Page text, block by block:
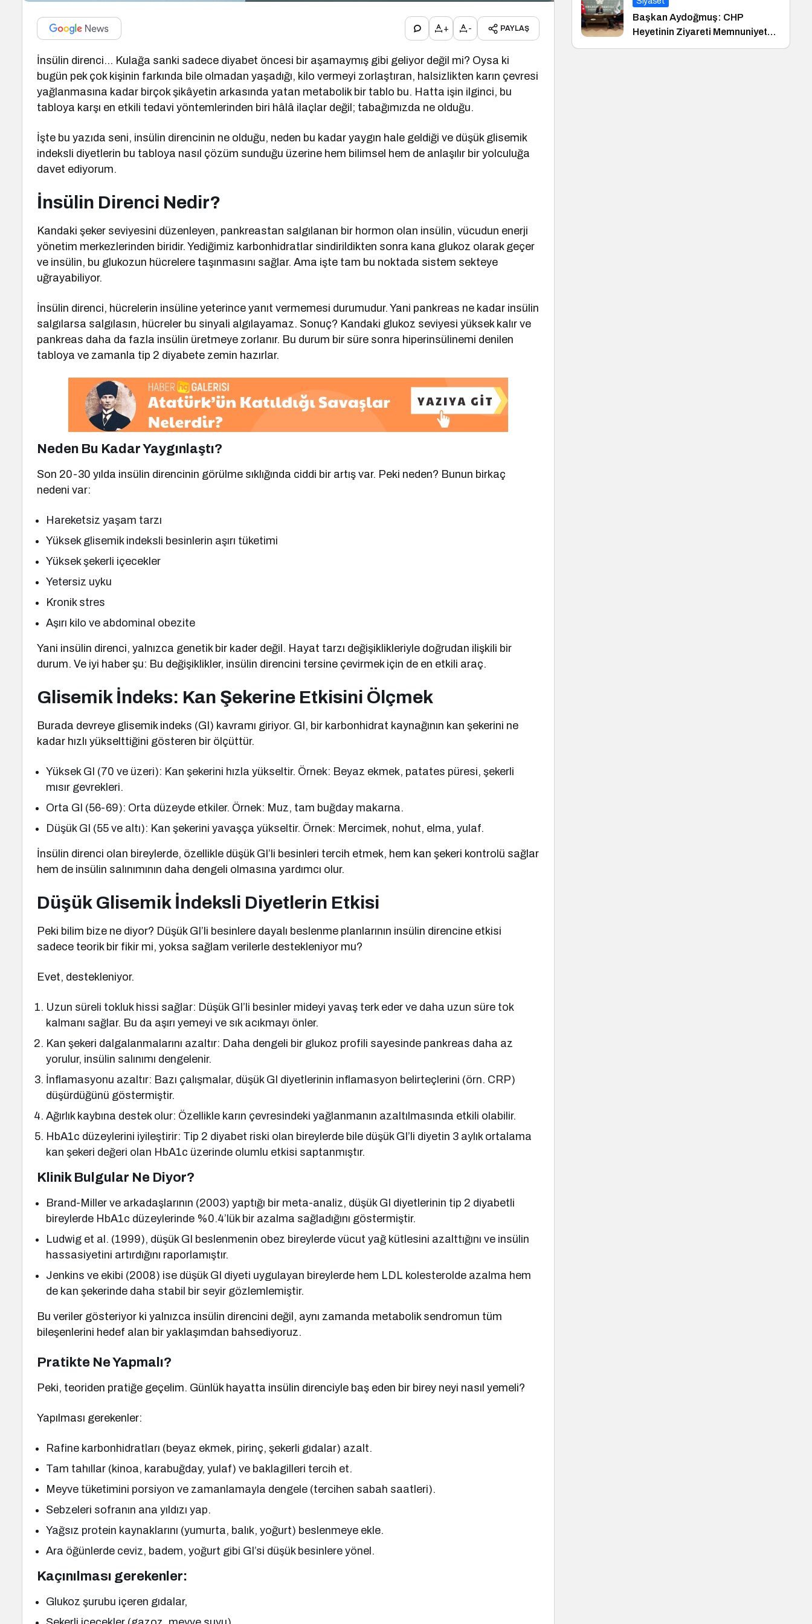
+ - PAYLAŞ
İnsülin direnci… Kulağa sanki sadece diyabet öncesi bir aşamaymış gibi geliyor değil mi? Oysa ki
bugün pek çok kişinin farkında bile olmadan yaşadığı, kilo vermeyi zorlaştıran, halsizlikten karın çevresi
yağlanmasına kadar birçok şikâyetin arkasında yatan metabolik bir tablo bu. Hatta işin ilginci, bu
tabloya karşı en etkili tedavi yöntemlerinden biri hâlâ ilaçlar değil; tabağımızda ne olduğu.
İşte bu yazıda seni, insülin direncinin ne olduğu, neden bu kadar yaygın hale geldiği ve düşük glisemik
indeksli diyetlerin bu tabloya nasıl çözüm sunduğu üzerine hem bilimsel hem de anlaşılır bir yolculuğa
davet ediyorum.
İnsülin Direnci Nedir?
Kandaki şeker seviyesini düzenleyen, pankreastan salgılanan bir hormon olan insülin, vücudun enerji
yönetim merkezlerinden biridir. Yediğimiz karbonhidratlar sindirildikten sonra kana glukoz olarak geçer
ve insülin, bu glukozun hücrelere taşınmasını sağlar. Ama işte tam bu noktada sistem sekteye
uğrayabiliyor.
İnsülin direnci, hücrelerin insüline yeterince yanıt vermemesi durumudur. Yani pankreas ne kadar insülin
salgılarsa salgılasın, hücreler bu sinyali algılayamaz. Sonuç? Kandaki glukoz seviyesi yüksek kalır ve
pankreas daha da fazla insülin üretmeye zorlanır. Bu durum bir süre sonra hiperinsülinemi denilen
tabloya ve zamanla tip 2 diyabete zemin hazırlar.
Neden Bu Kadar Yaygınlaştı?
Son 20-30 yılda insülin direncinin görülme sıklığında ciddi bir artış var. Peki neden? Bunun birkaç
nedeni var:
Hareketsiz yaşam tarzı
Yüksek glisemik indeksli besinlerin aşırı tüketimi
Yüksek şekerli içecekler
Yetersiz uyku
Kronik stres
Aşırı kilo ve abdominal obezite
Yani insülin direnci, yalnızca genetik bir kader değil. Hayat tarzı değişiklikleriyle doğrudan ilişkili bir
durum. Ve iyi haber şu: Bu değişiklikler, insülin direncini tersine çevirmek için de en etkili araç.
Glisemik İndeks: Kan Şekerine Etkisini Ölçmek
Burada devreye glisemik indeks (GI) kavramı giriyor. GI, bir karbonhidrat kaynağının kan şekerini ne
kadar hızlı yükselttiğini gösteren bir ölçüttür.
Yüksek GI (70 ve üzeri): Kan şekerini hızla yükseltir. Örnek: Beyaz ekmek, patates püresi, şekerli
mısır gevrekleri.
Orta GI (56-69): Orta düzeyde etkiler. Örnek: Muz, tam buğday makarna.
Düşük GI (55 ve altı): Kan şekerini yavaşça yükseltir. Örnek: Mercimek, nohut, elma, yulaf.
İnsülin direnci olan bireylerde, özellikle düşük GI’li besinleri tercih etmek, hem kan şekeri kontrolü sağlar
hem de insülin salınımının daha dengeli olmasına yardımcı olur.
Düşük Glisemik İndeksli Diyetlerin Etkisi
Peki bilim bize ne diyor? Düşük GI’li besinlere dayalı beslenme planlarının insülin direncine etkisi
sadece teorik bir fikir mi, yoksa sağlam verilerle destekleniyor mu?
Evet, destekleniyor.
Uzun süreli tokluk hissi sağlar: Düşük GI’li besinler mideyi yavaş terk eder ve daha uzun süre tok
kalmanı sağlar. Bu da aşırı yemeyi ve sık acıkmayı önler.
Kan şekeri dalgalanmalarını azaltır: Daha dengeli bir glukoz profili sayesinde pankreas daha az
yorulur, insülin salınımı dengelenir.
İnflamasyonu azaltır: Bazı çalışmalar, düşük GI diyetlerinin inflamasyon belirteçlerini (örn. CRP)
düşürdüğünü göstermiştir.
Ağırlık kaybına destek olur: Özellikle karın çevresindeki yağlanmanın azaltılmasında etkili olabilir.
HbA1c düzeylerini iyileştirir: Tip 2 diyabet riski olan bireylerde bile düşük GI’li diyetin 3 aylık ortalama
kan şekeri değeri olan HbA1c üzerinde olumlu etkisi saptanmıştır.
Klinik Bulgular Ne Diyor?
Brand-Miller ve arkadaşlarının (2003) yaptığı bir meta-analiz, düşük GI diyetlerinin tip 2 diyabetli
bireylerde HbA1c düzeylerinde %0.4’lük bir azalma sağladığını göstermiştir.
Ludwig et al. (1999), düşük GI beslenmenin obez bireylerde vücut yağ kütlesini azalttığını ve insülin
hassasiyetini artırdığını raporlamıştır.
Jenkins ve ekibi (2008) ise düşük GI diyeti uygulayan bireylerde hem LDL kolesterolde azalma hem
de kan şekerinde daha stabil bir seyir gözlemlemiştir.
Bu veriler gösteriyor ki yalnızca insülin direncini değil, aynı zamanda metabolik sendromun tüm
bileşenlerini hedef alan bir yaklaşımdan bahsediyoruz.
Pratikte Ne Yapmalı?
Peki, teoriden pratiğe geçelim. Günlük hayatta insülin direnciyle baş eden bir birey neyi nasıl yemeli?
Yapılması gerekenler:
Rafine karbonhidratları (beyaz ekmek, pirinç, şekerli gıdalar) azalt.
Tam tahıllar (kinoa, karabuğday, yulaf) ve baklagilleri tercih et.
Meyve tüketimini porsiyon ve zamanlamayla dengele (tercihen sabah saatleri).
Sebzeleri sofranın ana yıldızı yap.
Yağsız protein kaynaklarını (yumurta, balık, yoğurt) beslenmeye ekle.
Ara öğünlerde ceviz, badem, yoğurt gibi GI’si düşük besinlere yönel.
Kaçınılması gerekenler:
Glukoz şurubu içeren gıdalar,
Başkan Aydoğmuş: CHP
Heyetinin Ziyareti Memnuniyet
Verici